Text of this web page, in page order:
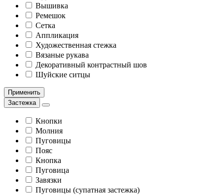
Вышивка
Ремешок
Сетка
Аппликация
Художественная стежка
Вязаные рукава
Декоративный контрастный шов
Шуйские ситцы
Применить
Застежка
Кнопки
Молния
Пуговицы
Пояс
Кнопка
Пуговица
Завязки
Пуговицы (супатная застежка)